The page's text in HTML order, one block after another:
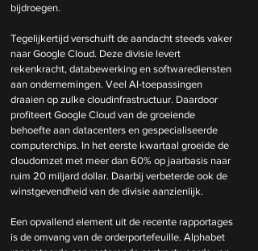
bijdroegen.
Tegelijkertijd verschuift de aandacht steeds vaker
naar Google Cloud. Deze divisie levert
rekenkracht, databewerking en softwarediensten
aan ondernemingen. Veel AI-toepassingen
draaien op zulke cloudinfrastructuur. Daardoor
profiteert Google Cloud van de groeiende
behoefte aan datacenters en gespecialiseerde
computerchips. In het eerste kwartaal groeide de
cloudomzet met meer dan 60% op jaarbasis naar
ruim 20 miljard dollar. Daarbij verbeterde ook de
winstgevendheid van de divisie aanzienlijk.
Een opvallend element uit de recente rapportages
is de omvang van de orderportefeuille. Alphabet